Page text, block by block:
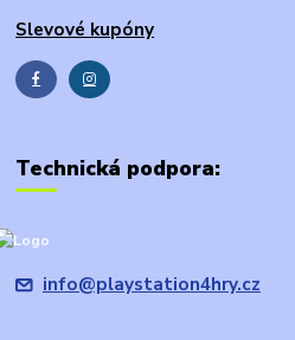
Slevové kupóny
Technická podpora:
info@playstation4hry.cz